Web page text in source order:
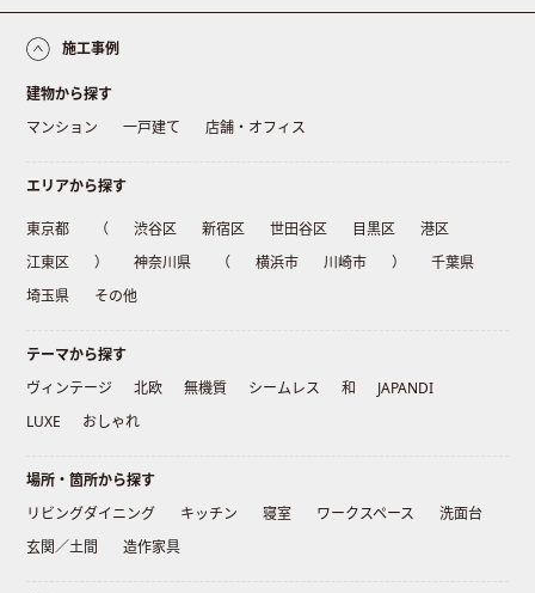
施工事例
建物から探す
マンション
一戸建て 店舗・オフィス
エリアから探す
東京都 （ 渋谷区 新宿区 世田谷区 目黒区
港区
江東区
） 神奈川県 （ 横浜市 川崎市 ）
千葉県
埼玉県
その他
テーマから探す
ヴィンテージ
北欧 無機質 シームレス 和
JAPANDI
LUXE
おしゃれ
場所・箇所から探す
リビングダイニング
キッチン 寝室 ワークスペース
洗面台
玄関／土間
造作家具